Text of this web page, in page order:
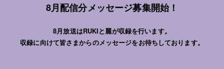
8月配信分メッセージ募集開始！
8月放送はRUKIと麗が収録を行います。
収録に向けて皆さまからのメッセージをお待ちしております。